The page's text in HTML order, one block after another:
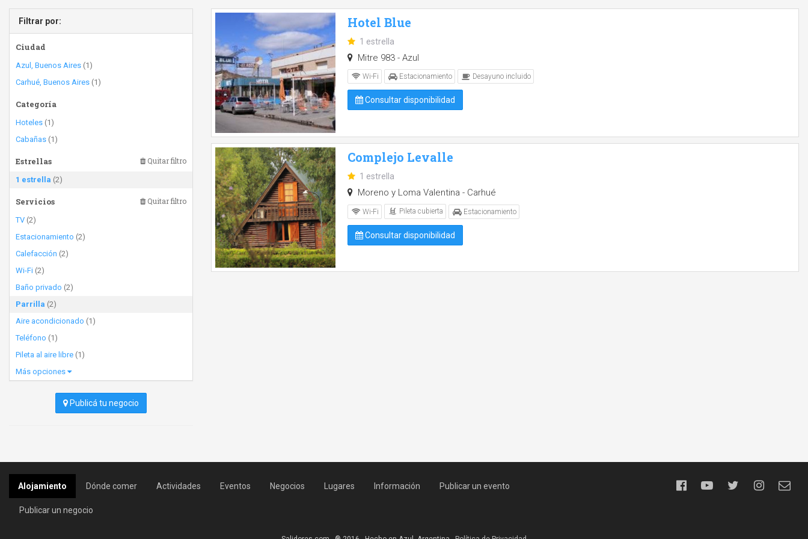
Filtrar por:
Ciudad
Azul, Buenos Aires (1)
Carhué, Buenos Aires (1)
Categoría
Hoteles (1)
Cabañas (1)
Estrellas Quitar filtro
1 estrella (2)
Servicios Quitar filtro
TV (2)
Estacionamiento (2)
Calefacción (2)
Wi-Fi (2)
Baño privado (2)
Parrilla (2)
Aire acondicionado (1)
Teléfono (1)
Pileta al aire libre (1)
Más opciones
Publicá tu negocio
Hotel Blue
1 estrella
Mitre 983 - Azul
Wi-Fi Estacionamiento Desayuno incluido
Consultar disponibilidad
Complejo Levalle
1 estrella
Moreno y Loma Valentina - Carhué
Wi-Fi Pileta cubierta Estacionamiento
Consultar disponibilidad
Alojamiento Dónde comer Actividades Eventos Negocios Lugares Información Publicar un evento
Publicar un negocio